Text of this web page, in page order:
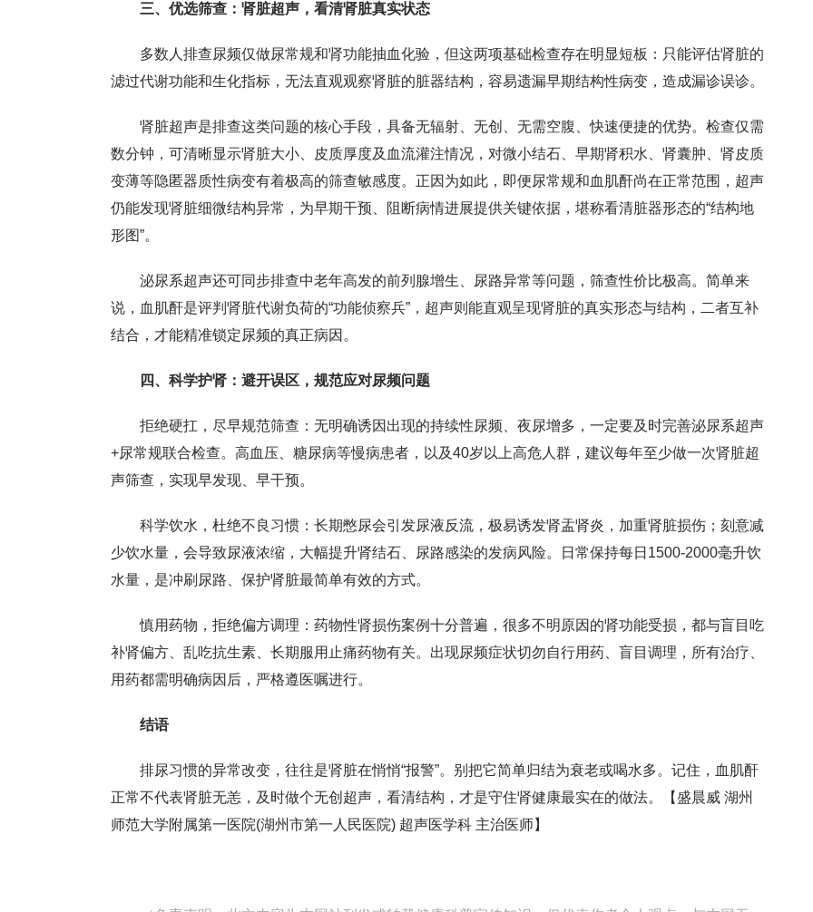
三、优选筛查：肾脏超声，看清肾脏真实状态
多数人排查尿频仅做尿常规和肾功能抽血化验，但这两项基础检查存在明显短板：只能评估肾脏的
滤过代谢功能和生化指标，无法直观观察肾脏的脏器结构，容易遗漏早期结构性病变，造成漏诊误诊。
肾脏超声是排查这类问题的核心手段，具备无辐射、无创、无需空腹、快速便捷的优势。检查仅需
数分钟，可清晰显示肾脏大小、皮质厚度及血流灌注情况，对微小结石、早期肾积水、肾囊肿、肾皮质
变薄等隐匿器质性病变有着极高的筛查敏感度。正因为如此，即便尿常规和血肌酐尚在正常范围，超声
仍能发现肾脏细微结构异常，为早期干预、阻断病情进展提供关键依据，堪称看清脏器形态的“结构地
形图”。
泌尿系超声还可同步排查中老年高发的前列腺增生、尿路异常等问题，筛查性价比极高。简单来
说，血肌酐是评判肾脏代谢负荷的“功能侦察兵”，超声则能直观呈现肾脏的真实形态与结构，二者互补
结合，才能精准锁定尿频的真正病因。
四、科学护肾：避开误区，规范应对尿频问题
拒绝硬扛，尽早规范筛查：无明确诱因出现的持续性尿频、夜尿增多，一定要及时完善泌尿系超声
+尿常规联合检查。高血压、糖尿病等慢病患者，以及40岁以上高危人群，建议每年至少做一次肾脏超
声筛查，实现早发现、早干预。
科学饮水，杜绝不良习惯：长期憋尿会引发尿液反流，极易诱发肾盂肾炎，加重肾脏损伤；刻意减
少饮水量，会导致尿液浓缩，大幅提升肾结石、尿路感染的发病风险。日常保持每日1500-2000毫升饮
水量，是冲刷尿路、保护肾脏最简单有效的方式。
慎用药物，拒绝偏方调理：药物性肾损伤案例十分普遍，很多不明原因的肾功能受损，都与盲目吃
补肾偏方、乱吃抗生素、长期服用止痛药物有关。出现尿频症状切勿自行用药、盲目调理，所有治疗、
用药都需明确病因后，严格遵医嘱进行。
结语
排尿习惯的异常改变，往往是肾脏在悄悄“报警”。别把它简单归结为衰老或喝水多。记住，血肌酐
正常不代表肾脏无恙，及时做个无创超声，看清结构，才是守住肾健康最实在的做法。【 盛晨威 湖州
师范大学附属第一医院(湖州市第一人民医院) 超声医学科 主治医师】